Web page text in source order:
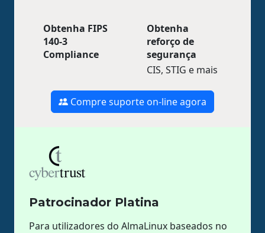
Obtenha FIPS
140-3
Compliance
Obtenha
reforço de
segurança
CIS, STIG e mais
Compre suporte on-line agora
Patrocinador Platina
Para utilizadores do AlmaLinux baseados no